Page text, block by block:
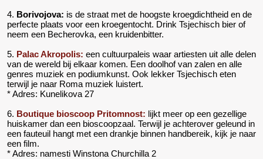
4. Borivojova: is de straat met de hoogste kroegdichtheid en de
perfecte plaats voor een kroegentocht. Drink Tsjechisch bier of
neem een Becherovka, een kruidenbitter.
5. Palac Akropolis: een cultuurpaleis waar artiesten uit alle delen
van de wereld bij elkaar komen. Een doolhof van zalen en alle
genres muziek en podiumkunst. Ook lekker Tsjechisch eten
terwijl je naar Roma muziek luistert.
* Adres: Kunelikova 27
6. Boutique bioscoop Pritomnost: lijkt meer op een gezellige
huiskamer dan een bioscoopzaal. Terwijl je achterover geleund in
een fauteuil hangt met een drankje binnen handbereik, kijk je naar
een film.
* Adres: namesti Winstona Churchilla 2